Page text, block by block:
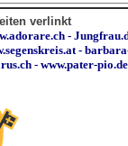
verlinkt
-
-
- www.pater-pio.de